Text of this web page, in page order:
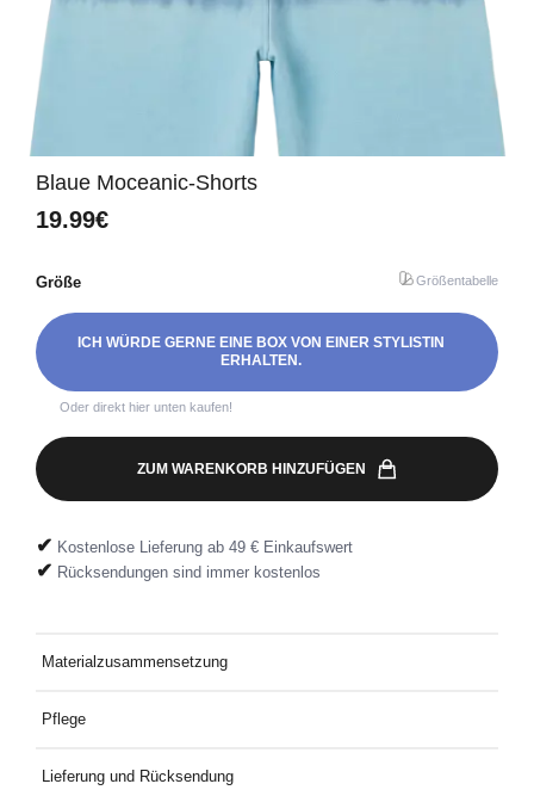
Blaue Moceanic-Shorts
19.99€
Größe Größentabelle
ICH WÜRDE GERNE EINE BOX VON EINER STYLISTIN
ERHALTEN.
Oder direkt hier unten kaufen!
ZUM WARENKORB HINZUFÜGEN
✔ Kostenlose Lieferung ab 49 € Einkaufswert
✔ Rücksendungen sind immer kostenlos
Materialzusammensetzung
Pflege
Lieferung und Rücksendung